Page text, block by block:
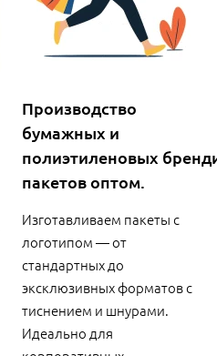
Производство
бумажных и
полиэтиленовых
пакетов оптом.
Изготавливаем пакеты с
логотипом — от
стандартных до
эксклюзивных форматов с
тиснением и шнурами.
Идеально для